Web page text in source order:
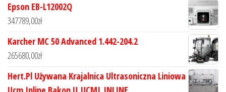
Epson EB-L12002Q
347789,00zł
Karcher MC 50 Advanced 1.442-204.2
265680,00zł
Hert.Pl Używana Krajalnica Ultrasoniczna Liniowa